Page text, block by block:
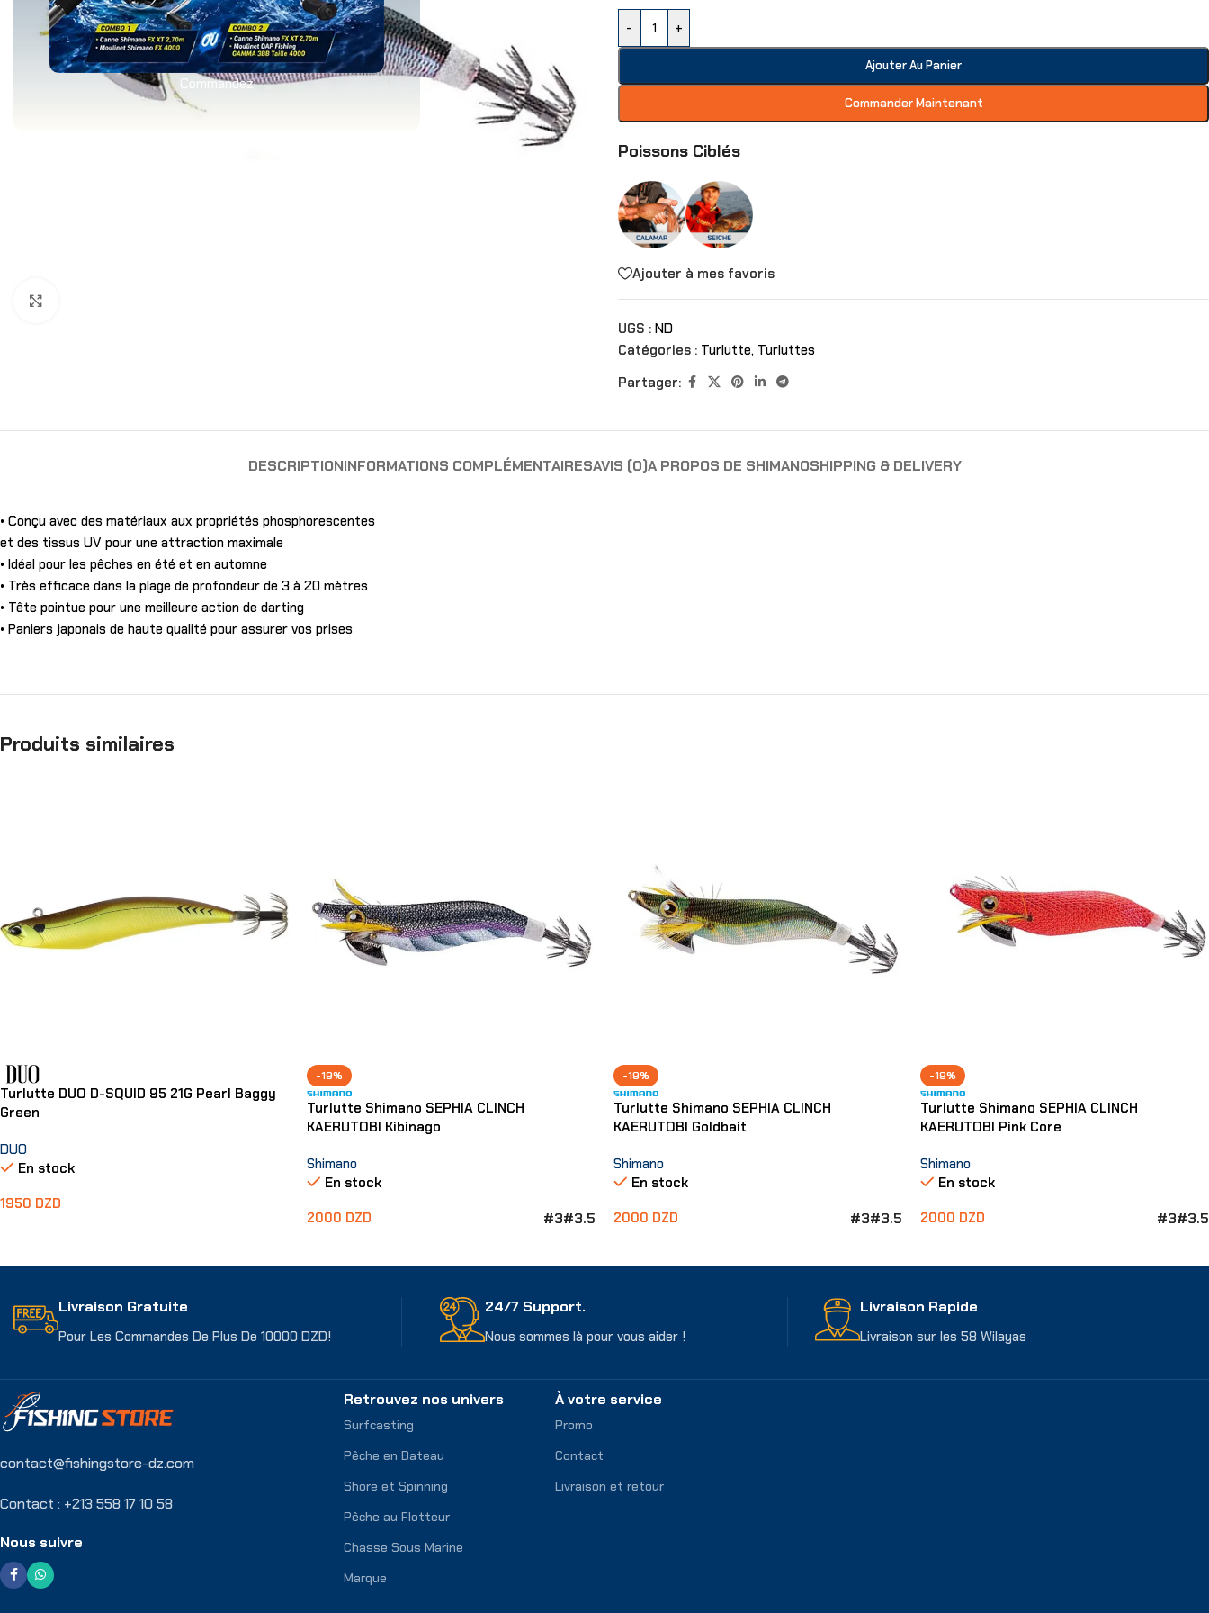
Commandez
- +
Ajouter Au Panier
Commander Maintenant
Poissons Ciblés
Ajouter à mes favoris
UGS : ND
Catégories : Turlutte, Turluttes
Partager:
DESCRIPTIONINFORMATIONS COMPLÉMENTAIRESAVIS (0)A PROPOS DE SHIMANOSHIPPING & DELIVERY
• Conçu avec des matériaux aux propriétés phosphorescentes
et des tissus UV pour une attraction maximale
• Idéal pour les pêches en été et en automne
• Très efficace dans la plage de profondeur de 3 à 20 mètres
• Tête pointue pour une meilleure action de darting
• Paniers japonais de haute qualité pour assurer vos prises
Produits similaires
Turlutte DUO D-SQUID 95 21G Pearl Baggy
Green
DUO
En stock
1950 DZD
-19%
Turlutte Shimano SEPHIA CLINCH
KAERUTOBI Kibinago
Shimano
En stock
2000 DZD #3#3.5
-19%
Turlutte Shimano SEPHIA CLINCH
KAERUTOBI Goldbait
Shimano
En stock
2000 DZD #3#3.5
-19%
Turlutte Shimano SEPHIA CLINCH
KAERUTOBI Pink Core
Shimano
En stock
2000 DZD #3#3.5
Livraison Gratuite
Pour Les Commandes De Plus De 10000 DZD!
24/7 Support.
Nous sommes là pour vous aider !
Livraison Rapide
Livraison sur les 58 Wilayas
contact@fishingstore-dz.com
Contact : +213 558 17 10 58
Nous suivre
Retrouvez nos univers
Surfcasting
Pêche en Bateau
Shore et Spinning
Pêche au Flotteur
Chasse Sous Marine
Marque
À votre service
Promo
Contact
Livraison et retour